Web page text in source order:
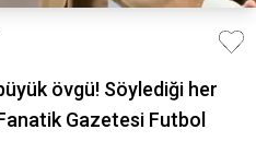
övgü! Söylediği her
Gazetesi Futbol